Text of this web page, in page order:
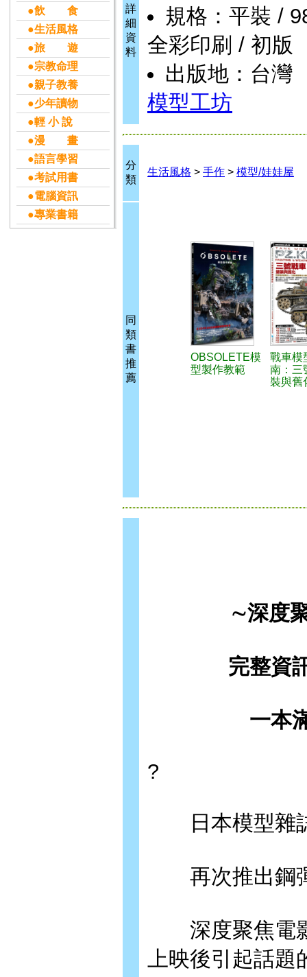
●飲 食
●生活風格
●旅 遊
●宗教命理
●親子教養
●少年讀物
●輕 小 說
●漫 畫
●語言學習
●考試用書
●電腦資訊
●專業書籍
詳
細
資
料
規格：平裝 /
全彩印刷 / 初版
出版地：台灣
模型工坊
分
類
生活風格 > 手作 > 模型/娃娃屋
同
類
書
推
薦
OBSOLETE模
型製作教範
戰車模
南：三
裝與舊
∼深度
完整資
一本
?
日本模型雜誌
再次推出鋼彈
深度聚焦電影
上映後引起話題